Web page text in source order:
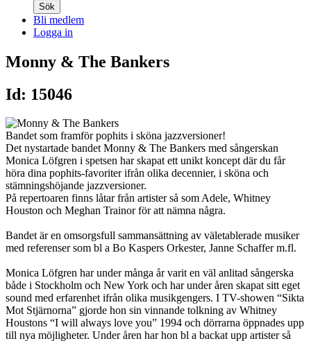
Sök
Bli medlem
Logga in
Monny & The Bankers
Id: 15046
Bandet som framför pophits i sköna jazzversioner!
Det nystartade bandet Monny & The Bankers med sångerskan
Monica Löfgren i spetsen har skapat ett unikt koncept där du får
höra dina pophits-favoriter ifrån olika decennier, i sköna och
stämningshöjande jazzversioner.
På repertoaren finns låtar från artister så som Adele, Whitney
Houston och Meghan Trainor för att nämna några.
Bandet är en omsorgsfull sammansättning av väletablerade musiker
med referenser som bl a Bo Kaspers Orkester, Janne Schaffer m.fl.
Monica Löfgren har under många år varit en väl anlitad sångerska
både i Stockholm och New York och har under åren skapat sitt eget
sound med erfarenhet ifrån olika musikgengers. I TV-showen “Sikta
Mot Stjärnorna” gjorde hon sin vinnande tolkning av Whitney
Houstons “I will always love you” 1994 och dörrarna öppnades upp
till nya möjligheter. Under åren har hon bl a backat upp artister så